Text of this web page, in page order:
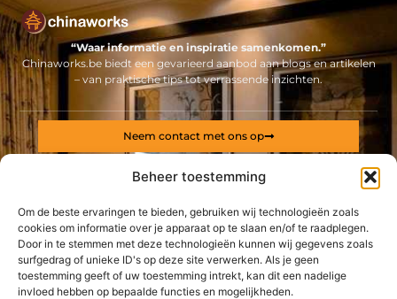
Beheer toestemming
Om de beste ervaringen te bieden, gebruiken wij technologieën zoals
cookies om informatie over je apparaat op te slaan en/of te raadplegen.
Door in te stemmen met deze technologieën kunnen wij gegevens zoals
surfgedrag of unieke ID's op deze site verwerken. Als je geen
toestemming geeft of uw toestemming intrekt, kan dit een nadelige
invloed hebben op bepaalde functies en mogelijkheden.
“Waar informatie en inspiratie samenkomen.”
Chinaworks.be biedt een gevarieerd aanbod aan blogs en artikelen
– van praktische tips tot verrassende inzichten.
De best gelezen stukken op een rij
Carbon als printmateriaal
Een woningontruiming is een ingrijpende gebeurtenis
Neem contact met ons op